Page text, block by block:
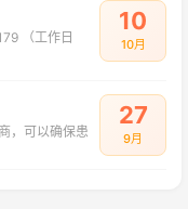
10
10月
，可以确保患
27
9月